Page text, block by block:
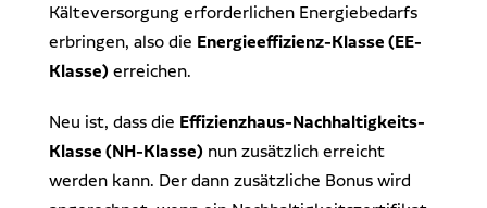
Kälteversorgung erforderlichen Energiebedarfs
erbringen, also die Energieeffizienz-Klasse (EE-
Klasse)erreichen.
Neu ist, dass die Effizienzhaus-Nachhaltigkeits-
Klasse (NH-Klasse)nun zusätzlich erreicht
werden kann. Der dann zusätzliche Bonus wird